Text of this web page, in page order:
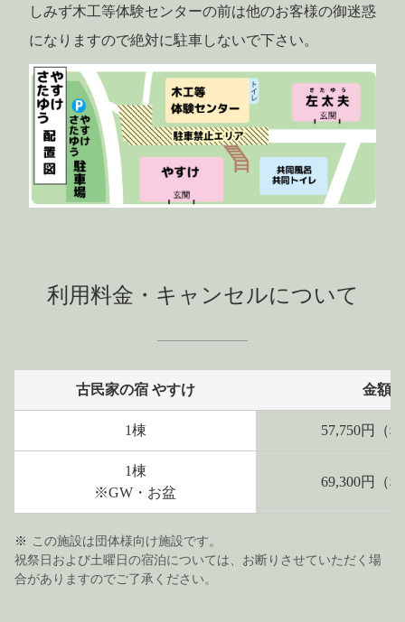
しみず木工等体験センターの前は他のお客様の御迷惑
になりますので絶対に駐車しないで下さい。
利用料金・キャンセルについて
古民家の宿 やすけ 金額
1棟 57,750円（
1棟
※GW・お盆
69,300円（
この施設は団体様向け施設です。
祝祭日および土曜日の宿泊については、お断りさせていただく場
合がありますのでご了承ください。